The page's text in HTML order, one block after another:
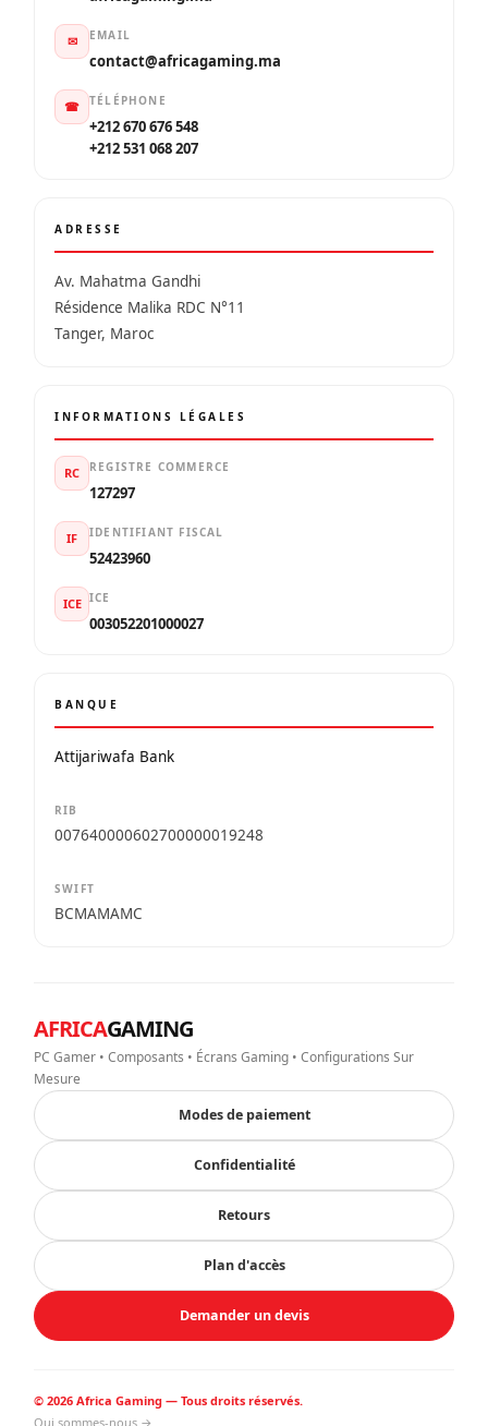
✉ EMAIL
contact@africagaming.ma
☎ TÉLÉPHONE
+212 670 676 548
+212 531 068 207
ADRESSE
Av. Mahatma Gandhi
Résidence Malika RDC N°11
Tanger, Maroc
INFORMATIONS LÉGALES
RC REGISTRE COMMERCE
127297
IF IDENTIFIANT FISCAL
52423960
ICE ICE
003052201000027
BANQUE
Attijariwafa Bank
RIB
007640000602700000019248
SWIFT
BCMAMAMC
AFRICAGAMING
PC Gamer • Composants • Écrans Gaming • Configurations Sur
Mesure
Modes de paiement
Confidentialité
Retours
Plan d'accès
Demander un devis
© 2026 Africa Gaming — Tous droits réservés.
Qui sommes-nous →